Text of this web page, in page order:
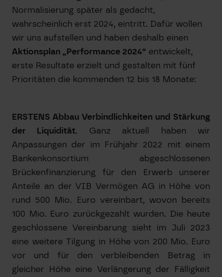
Normalisierung später als gedacht,
wahrscheinlich erst 2024, eintritt. Dafür wollen
wir uns aufstellen und haben deshalb einen
Aktionsplan „Performance 2024“ entwickelt,
erste Resultate erzielt und gestalten mit fünf
Prioritäten die kommenden 12 bis 18 Monate:
ERSTENS Abbau Verbindlichkeiten und Stärkung
der Liquidität. Ganz aktuell haben wir
Anpassungen der im Frühjahr 2022 mit einem
Bankenkonsortium abgeschlossenen
Brückenfinanzierung für den Erwerb unserer
Anteile an der VIB Vermögen AG in Höhe von
rund 500 Mio. Euro vereinbart, wovon bereits
100 Mio. Euro zurückgezahlt wurden. Die heute
geschlossene Vereinbarung sieht im Juli 2023
eine weitere Tilgung in Höhe von 200 Mio. Euro
vor und für den verbleibenden Betrag in
gleicher Höhe eine Verlängerung der Fälligkeit